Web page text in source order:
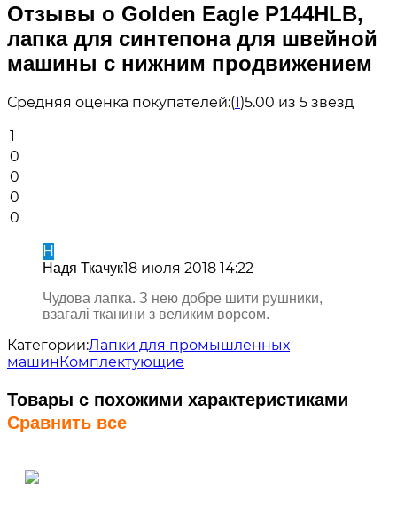
Отзывы о Golden Eagle P144HLB,
лапка для синтепона для швейной
машины с нижним продвижением
Средняя оценка покупателей:(1)5.00 из 5 звезд
1
0
0
0
0
Н
Надя Ткачук18 июля 2018 14:22
Чудова лапка. З нею добре шити рушники,
взагалі тканини з великим ворсом.
Категории:Лапки для промышленных
машинКомплектующие
Товары с похожими характеристиками
Сравнить все